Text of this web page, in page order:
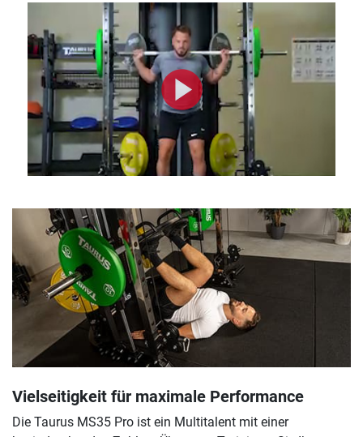
Vielseitigkeit für maximale Performance
Die Taurus MS35 Pro ist ein Multitalent mit einer